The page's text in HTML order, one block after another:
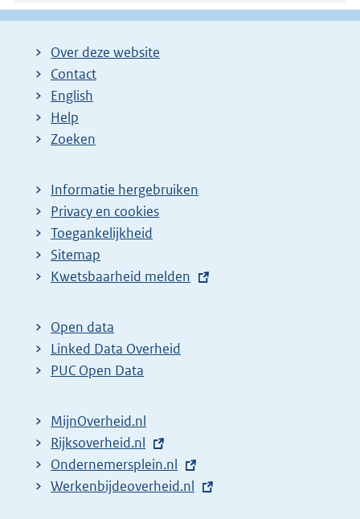
k
Over deze website
Contact
English
Help
Zoeken
Informatie hergebruiken
Privacy en cookies
Toegankelijkheid
Sitemap
E
t
e
r
l
i
n
k
Kwetsbaarheid melden
Open data
Linked Data Overheid
PUC Open Data
MijnOverheid.nl
E
x
t
Rijksoverheid.nl
E
x
Ondernemersplein.nl
E
Werkenbijdeoverheid.nl